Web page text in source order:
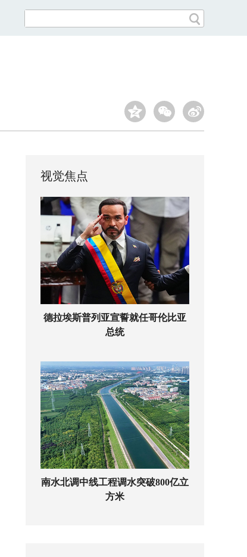
视觉焦点
德拉埃斯普列亚宣誓就任哥伦比亚
总统
南水北调中线工程调水突破800亿立
方米